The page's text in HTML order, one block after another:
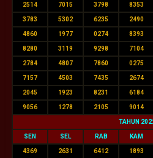
2514 7015 3798 8353
3783 5302 6235 2490
4860 1977 0274 8393
8280 3119 9298 7104
2784 4807 7860 0275
7157 4503 7435 2674
2045 1923 8231 6184
9056 1278 2105 9014
TAHUN
SEN SEL RAB KAM
4369 2631 6412 1893